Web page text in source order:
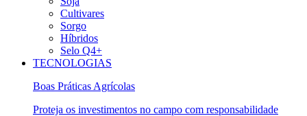
Cultivares
Sorgo
Híbridos
Selo Q4+
TECNOLOGIAS
Boas Práticas Agrícolas
Proteja os investimentos no campo com responsabilidade